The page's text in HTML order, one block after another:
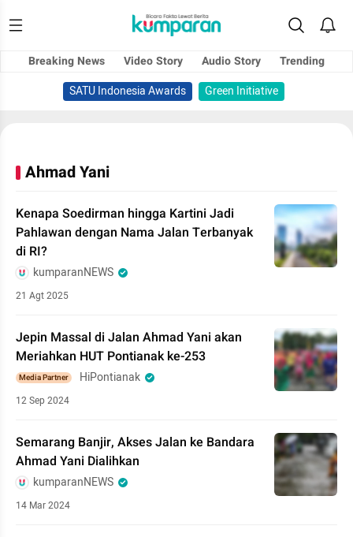
Breaking News Video Story Audio Story
Trending
SATU Indonesia Awards
Green Initiative
Ahmad Yani
Kenapa Soedirman hingga Kartini Jadi
Pahlawan dengan Nama Jalan Terbanyak
di RI?
kumparanNEWS
21 Agt 2025
Jepin Massal di Jalan Ahmad Yani akan
Meriahkan HUT Pontianak ke-253
Media Partner HiPontianak
12 Sep 2024
Semarang Banjir, Akses Jalan ke Bandara
Ahmad Yani Dialihkan
kumparanNEWS
14 Mar 2024